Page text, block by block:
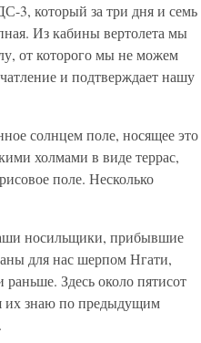
3, который за три дня и семь
Из кабины вертолета мы
от которого мы не можем
и подтверждает нашу
солнцем поле, носящее это
холмами в виде террас,
поле. Несколько
носильщики, прибывшие
для нас шерпом Нгати,
Здесь около пятисот
их знаю по предыдущим